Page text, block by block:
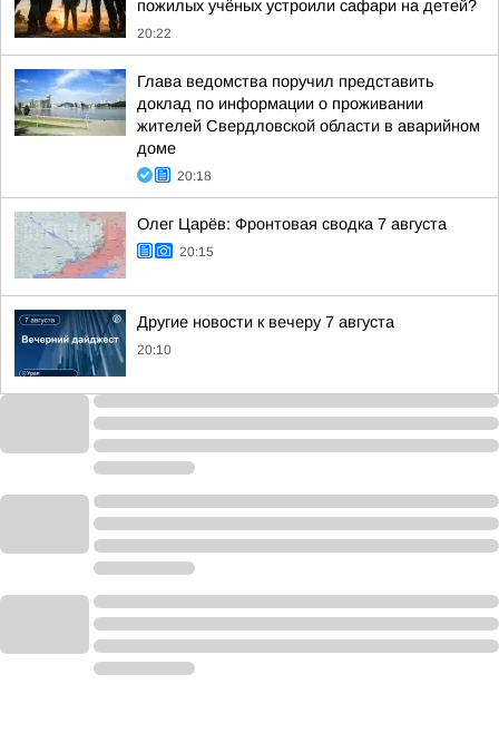
пожилых учёных устроили сафари на детей?
20:22
Глава ведомства поручил представить
доклад по информации о проживании
жителей Свердловской области в аварийном
доме
20:18
Олег Царёв: Фронтовая сводка 7 августа
20:15
Другие новости к вечеру 7 августа
20:10